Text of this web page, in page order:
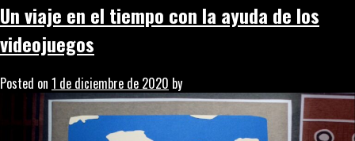
Un viaje en el tiempo con la ayuda de los
videojuegos
Posted on 1 de diciembre de 2020 by